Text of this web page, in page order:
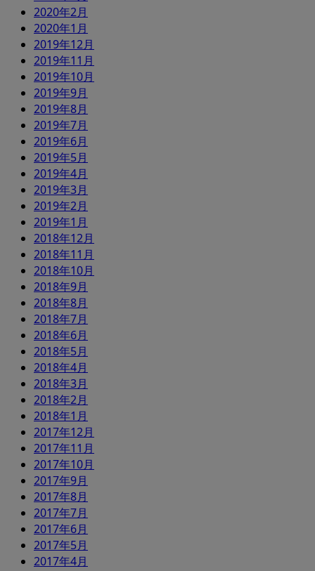
2020年2月
2020年1月
2019年12月
2019年11月
2019年10月
2019年9月
2019年8月
2019年7月
2019年6月
2019年5月
2019年4月
2019年3月
2019年2月
2019年1月
2018年12月
2018年11月
2018年10月
2018年9月
2018年8月
2018年7月
2018年6月
2018年5月
2018年4月
2018年3月
2018年2月
2018年1月
2017年12月
2017年11月
2017年10月
2017年9月
2017年8月
2017年7月
2017年6月
2017年5月
2017年4月